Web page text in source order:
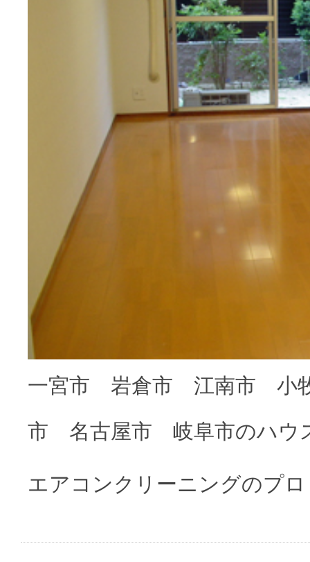
一宮市 岩倉市 江南市 小
市 名古屋市 岐阜市のハウ
エアコンクリーニングのプロ